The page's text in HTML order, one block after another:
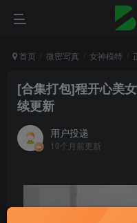
首页 微密写真 女神模特
[合集打包]程开心美
续更新
用户投递
10个月前更新